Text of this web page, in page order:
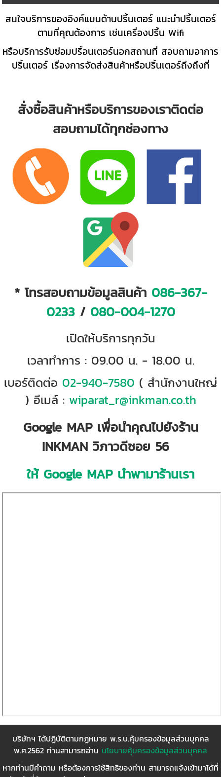
สนใจบริการของอิงค์แมนด้านปริ้นเตอร์ แนะนำปริ้นเตอร์
ตามที่คุณต้องการ เช่นเครื่องปริ้น Wifi
หรือบริการรับซ่อมปริ้อนเตอร์นอกสถานที่ สอบถามอาการ
ปริ้นเตอร์ เรื่องการจัดส่งสินค้าหรือปริ้นเตอร์ถึงถึงที่
สั่งซื้อสินค้าหรือบริการของเราติดต่อ
สอบถามได้ทุกช่องทาง
* โทรสอบถามข้อมูลสินค้า 086-367-
0233/ 080-004-1270
เปิดให้บริการทุกวัน
เวลาทำการ : 09.00 น. - 18.00 น.
เบอร์ติดต่อ 02-940-7580 ( สำนักงานใหญ่
) อีเมล์ : wiparat_r@inkman.co.th
Google MAP เพื่อนำคุณไปยังร้าน
INKMAN วิภาวดีซอย 56
ให้ Google MAP นำพามาร้านเรา
บริษัทฯ ได้ปฏิบัติตามกฏหมาย พ.ร.บ.คุ้มครองข้อมูลส่วนบุคคล
พ.ศ.2562 ท่านสามารถอ่าน นโยบายคุ้มครองข้อมูลส่วนบุคคล
หากท่านมีคำถาม หรือต้องการใช้สิทธิของท่าน สามารถแจ้งเข้ามาได้ที่